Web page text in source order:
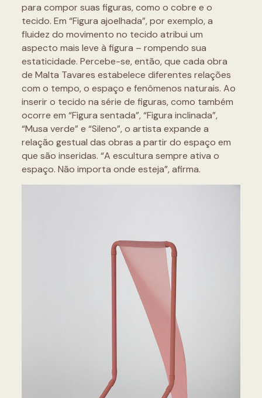
para compor suas figuras, como o cobre e o
tecido. Em “Figura ajoelhada”, por exemplo, a
fluidez do movimento no tecido atribui um
aspecto mais leve à figura – rompendo sua
estaticidade. Percebe-se, então, que cada obra
de Malta Tavares estabelece diferentes relações
com o tempo, o espaço e fenômenos naturais. Ao
inserir o tecido na série de figuras, como também
ocorre em “Figura sentada”, “Figura inclinada”,
“Musa verde” e “Sileno”, o artista expande a
relação gestual das obras a partir do espaço em
que são inseridas. “A escultura sempre ativa o
espaço. Não importa onde esteja”, afirma.